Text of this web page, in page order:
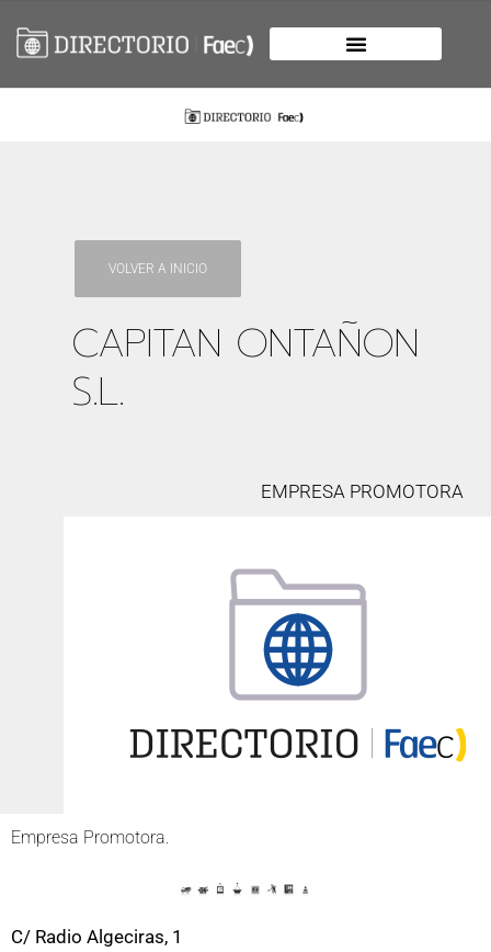
VOLVER A INICIO
CAPITAN ONTAÑON
S.L.
EMPRESA PROMOTORA
Empresa Promotora.
C/ Radio Algeciras, 1